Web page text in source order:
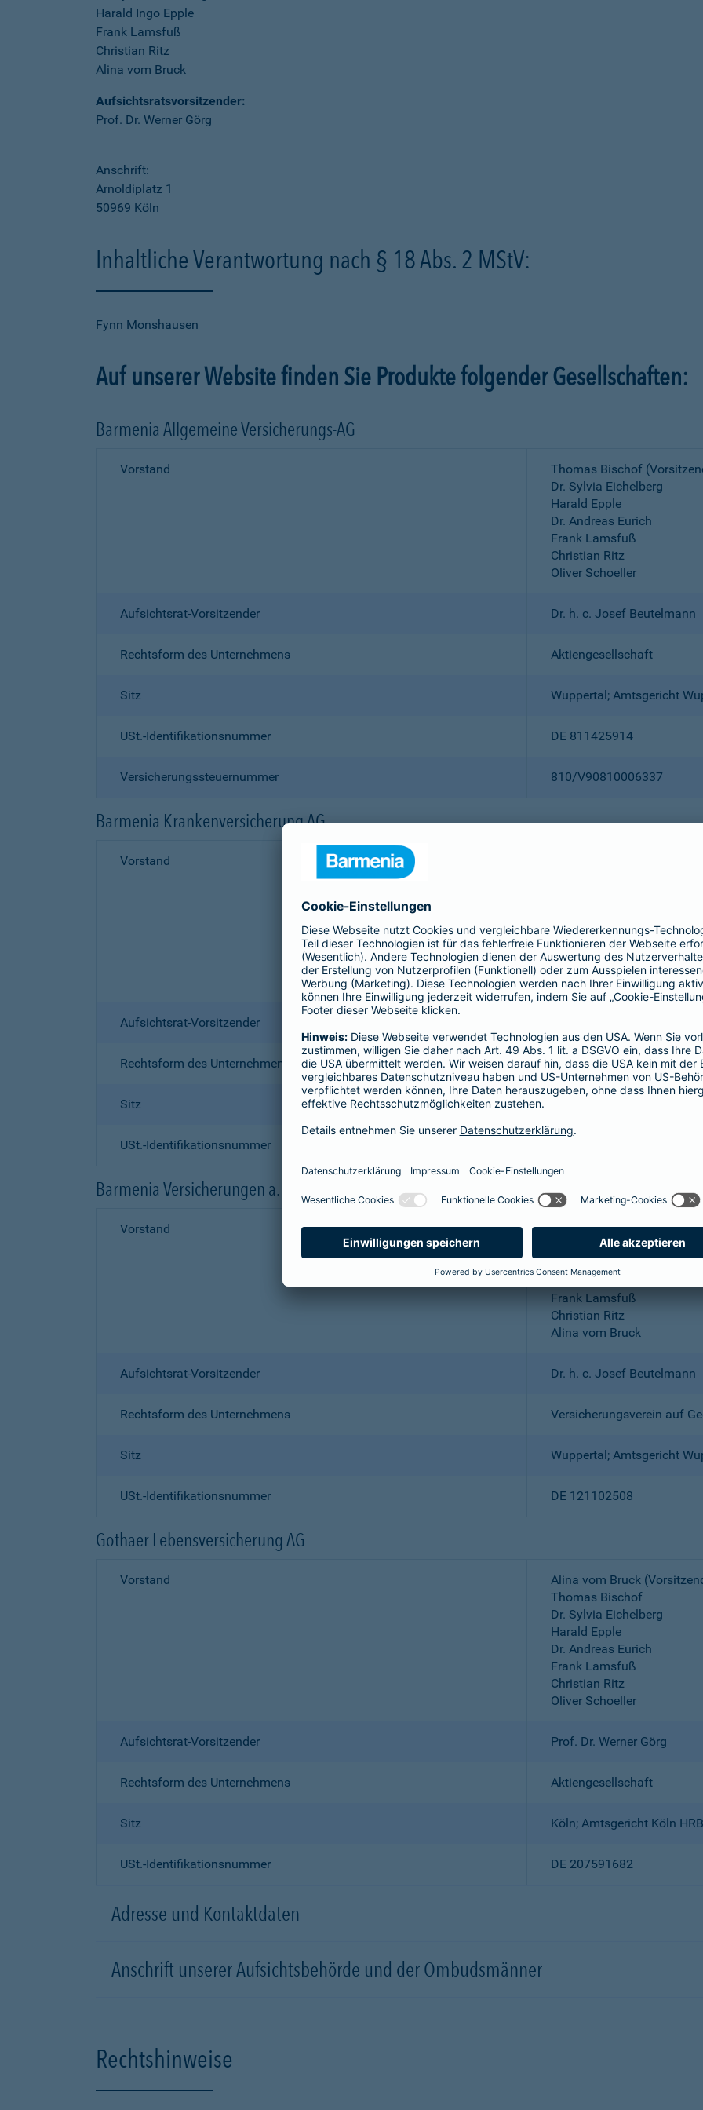
Harald Ingo Epple
Frank Lamsfuß
Christian Ritz
Alina vom Bruck
Aufsichtsratsvorsitzender:
Prof. Dr. Werner Görg
Anschrift:
Arnoldiplatz 1
50969 Köln
Inhaltliche Verantwortung nach § 18 Abs. 2 MStV:
Fynn Monshausen
Auf unserer Website finden Sie Produkte folgender Gesellschaften:
Barmenia Allgemeine Versicherungs-AG
Vorstand
Thomas Bischof
Dr. Sylvia Eichelberg
Harald Epple
Dr. Andreas Eurich
Frank Lamsfuß
Christian Ritz
Oliver Schoeller
Aufsichtsrat-Vorsitzender Dr. h. c. Josef Beutelmann
Rechtsform des Unternehmens Aktiengesellschaft
Sitz Wuppertal; Amtsgericht
USt.-Identifikationsnummer DE 811425914
Versicherungssteuernummer 810/V90810006337
Barmenia Krankenversicherung AG
Vorstand
Dr. Andreas Eurich
Frank Lamsfuß
Oliver Schoeller
Alina vom Bruck
Aufsichtsrat-Vorsitzender
Rechtsform des Unternehmens Aktiengesellschaft
Sitz
USt.-Identifikationsnummer
Barmenia Versicherungen a. G.
Vorstand
Dr. Andreas Eurich, Oliver
Thomas Bischof
Dr. Sylvia Eichelberg
Harald Epple
Frank Lamsfuß
Christian Ritz
Alina vom Bruck
Aufsichtsrat-Vorsitzender Dr. h. c. Josef Beutelmann
Rechtsform des Unternehmens Versicherungsverein auf
Sitz Wuppertal; Amtsgericht
USt.-Identifikationsnummer DE 121102508
Gothaer Lebensversicherung AG
Vorstand
Alina vom Bruck
Thomas Bischof
Dr. Sylvia Eichelberg
Harald Epple
Dr. Andreas Eurich
Frank Lamsfuß
Christian Ritz
Oliver Schoeller
Aufsichtsrat-Vorsitzender Prof. Dr. Werner Görg
Rechtsform des Unternehmens Aktiengesellschaft
Sitz Köln; Amtsgericht Köln
USt.-Identifikationsnummer DE 207591682
Adresse und Kontaktdaten
Anschrift unserer Aufsichtsbehörde und der Ombudsmänner
Rechtshinweise